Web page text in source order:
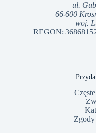
ul.
66-600
woj.
REGON:
Zgody